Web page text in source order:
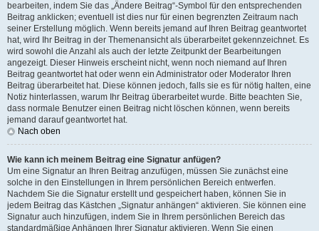
bearbeiten, indem Sie das „Ändere Beitrag“-Symbol für den entsprechenden
Beitrag anklicken; eventuell ist dies nur für einen begrenzten Zeitraum nach
seiner Erstellung möglich. Wenn bereits jemand auf Ihren Beitrag geantwortet
hat, wird Ihr Beitrag in der Themenansicht als überarbeitet gekennzeichnet. Es
wird sowohl die Anzahl als auch der letzte Zeitpunkt der Bearbeitungen
angezeigt. Dieser Hinweis erscheint nicht, wenn noch niemand auf Ihren
Beitrag geantwortet hat oder wenn ein Administrator oder Moderator Ihren
Beitrag überarbeitet hat. Diese können jedoch, falls sie es für nötig halten, eine
Notiz hinterlassen, warum Ihr Beitrag überarbeitet wurde. Bitte beachten Sie,
dass normale Benutzer einen Beitrag nicht löschen können, wenn bereits
jemand darauf geantwortet hat.
Nach oben
Wie kann ich meinem Beitrag eine Signatur anfügen?
Um eine Signatur an Ihren Beitrag anzufügen, müssen Sie zunächst eine
solche in den Einstellungen in Ihrem persönlichen Bereich entwerfen.
Nachdem Sie die Signatur erstellt und gespeichert haben, können Sie in
jedem Beitrag das Kästchen „Signatur anhängen“ aktivieren. Sie können eine
Signatur auch hinzufügen, indem Sie in Ihrem persönlichen Bereich das
standardmäßige Anhängen Ihrer Signatur aktivieren. Wenn Sie einen